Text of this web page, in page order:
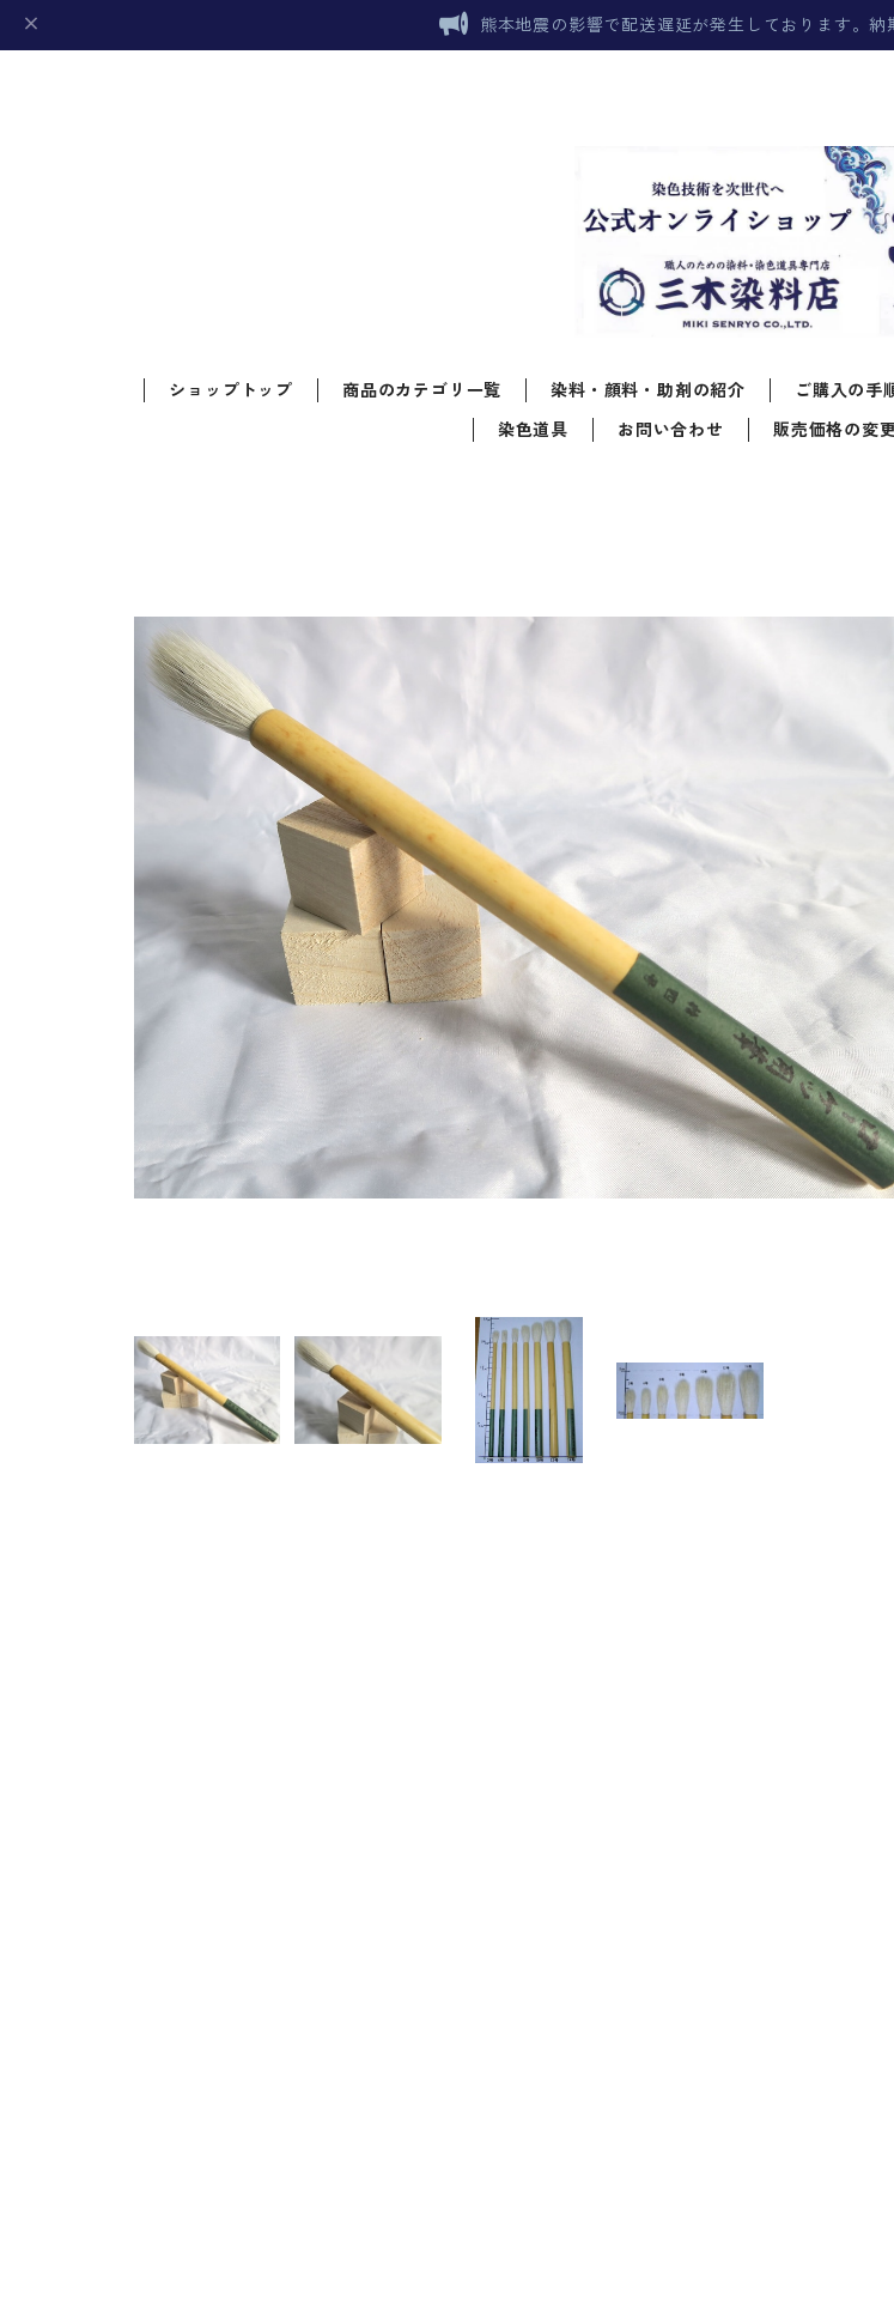
熊本地震の影響で配送遅延が発生しております。納
ショップトップ 商品のカテゴリ一覧 染料・顔料・助剤の紹介 ご購入の手
染色道具
お問い合わせ 販売価格の変